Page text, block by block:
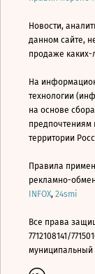
Новости,
данном сайте,
продаже каких-
На
технологии
на основе
предпочтениям
территории
Правила
рекламно-
INFOX, 24smi
Все права
7712108141/
муниципальный